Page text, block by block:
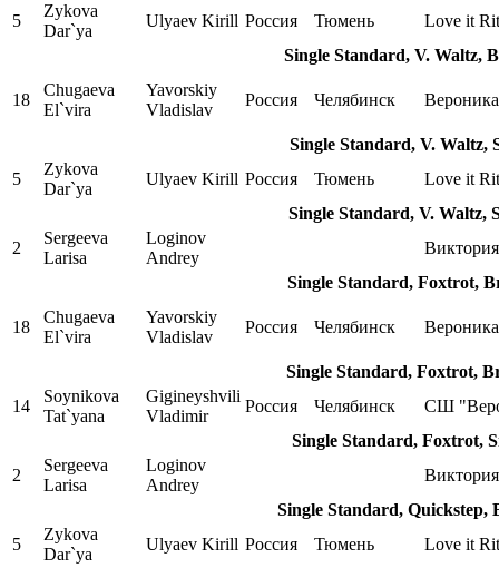
5
Zykova
Dar`ya
Ulyaev Kirill Россия Тюмень
Love it
Single Standard, V. Waltz,
18
Chugaeva
El`vira
Yavorskiy
Vladislav
Россия Челябинск
Single Standard, V. Waltz,
5
Zykova
Dar`ya
Ulyaev Kirill Россия Тюмень
Love it
Single Standard, V. Waltz,
2
Sergeeva
Larisa
Loginov
Andrey
Виктория
Single Standard, Foxtrot,
18
Chugaeva
El`vira
Yavorskiy
Vladislav
Россия Челябинск
Single Standard, Foxtrot,
14
Soynikova
Tat`yana
Gigineyshvili
Vladimir
Россия Челябинск
СШ
Single Standard, Foxtrot,
2
Sergeeva
Larisa
Loginov
Andrey
Виктория
Single Standard, Quickstep,
5
Zykova
Dar`ya
Ulyaev Kirill Россия Тюмень
Love it